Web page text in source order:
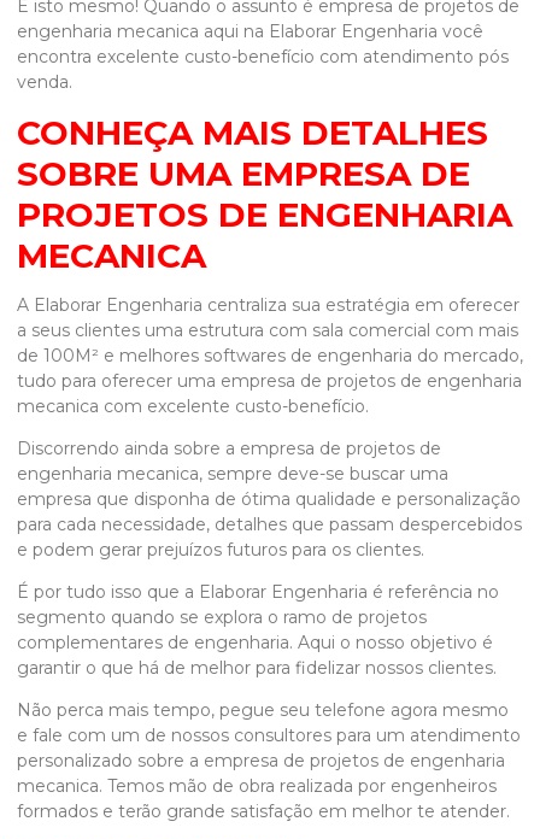
É isto mesmo! Quando o assunto é empresa de projetos de
engenharia mecanica aqui na Elaborar Engenharia você
encontra excelente custo-benefício com atendimento pós
venda.
CONHEÇA MAIS DETALHES
SOBRE UMA EMPRESA DE
PROJETOS DE ENGENHARIA
MECANICA
A Elaborar Engenharia centraliza sua estratégia em oferecer
a seus clientes uma estrutura com sala comercial com mais
de 100M² e melhores softwares de engenharia do mercado,
tudo para oferecer uma empresa de projetos de engenharia
mecanica com excelente custo-benefício.
Discorrendo ainda sobre a empresa de projetos de
engenharia mecanica, sempre deve-se buscar uma
empresa que disponha de ótima qualidade e personalização
para cada necessidade, detalhes que passam despercebidos
e podem gerar prejuízos futuros para os clientes.
É por tudo isso que a Elaborar Engenharia é referência no
segmento quando se explora o ramo de projetos
complementares de engenharia. Aqui o nosso objetivo é
garantir o que há de melhor para fidelizar nossos clientes.
Não perca mais tempo, pegue seu telefone agora mesmo
e fale com um de nossos consultores para um atendimento
personalizado sobre a empresa de projetos de engenharia
mecanica. Temos mão de obra realizada por engenheiros
formados e terão grande satisfação em melhor te atender.